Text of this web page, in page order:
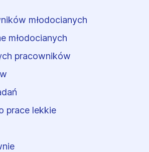
młodocianych
młodocianych
pracowników
prace lekkie